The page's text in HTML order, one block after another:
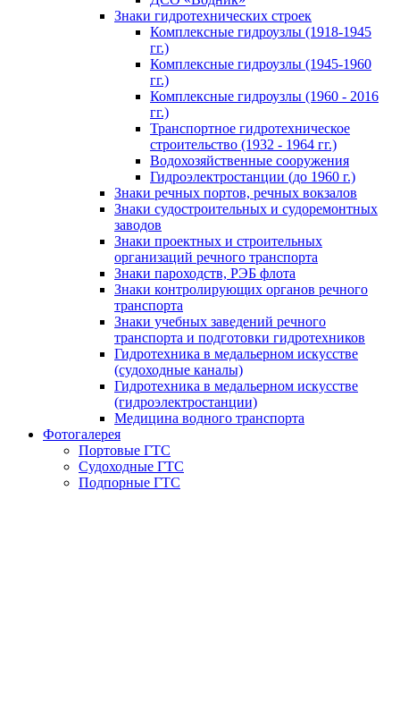
Знаки гидротехнических строек
Комплексные гидроузлы (1918-1945
гг.)
Комплексные гидроузлы (1945-1960
гг.)
Комплексные гидроузлы (1960 - 2016
гг.)
Транспортное гидротехническое
строительство (1932 - 1964 гг.)
Водохозяйственные сооружения
Гидроэлектростанции (до 1960 г.)
Знаки речных портов, речных вокзалов
Знаки судостроительных и судоремонтных
заводов
Знаки проектных и строительных
организаций речного транспорта
Знаки пароходств, РЭБ флота
Знаки контролирующих органов речного
транспорта
Знаки учебных заведений речного
транспорта и подготовки гидротехников
Гидротехника в медальерном искусстве
(судоходные каналы)
Гидротехника в медальерном искусстве
(гидроэлектростанции)
Медицина водного транспорта
Фотогалерея
Портовые ГТС
Судоходные ГТС
Подпорные ГТС